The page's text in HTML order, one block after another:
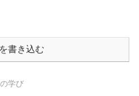
書き込む
学び